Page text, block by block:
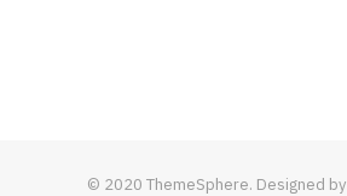
© 2020 ThemeSphere. Designed by